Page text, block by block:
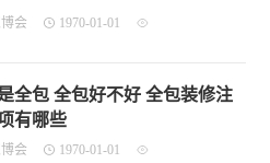
会 1970-01-01
全包 全包好不好 全包装修注
有哪些
会 1970-01-01